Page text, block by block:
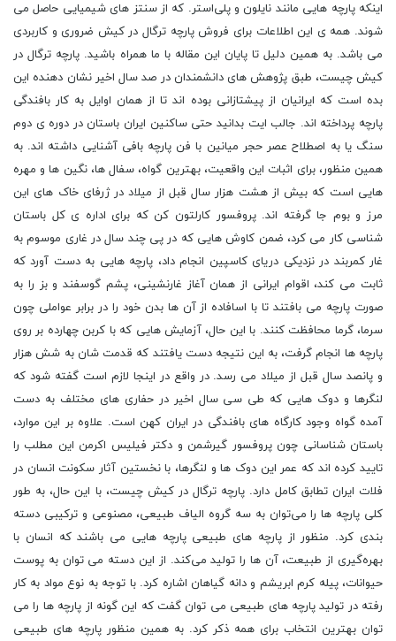
اینکه پارچه‌ هایی مانند نایلون و پلی‌استر. که از سنتز های شیمیایی حاصل می
شوند. همه ی این اطلاعات برای فروش پارچه ترگال در کیش ضروری و کاربردی
می باشد. به همین دلیل تا پایان این مقاله با ما همراه باشید. پارچه ترگال در
کیش چیست، طبق پژوهش های دانشمندان در صد سال اخیر نشان دهنده این
بده است که ایرانیان از پیشتازانی بوده اند تا از همان اوایل به کار بافندگی
پارچه پرداخته اند. جالب ایت بدانید حتی ساکنین ایران باستان در دوره ی دوم
سنگ یا به اصطلاح عصر حجر میانین با فن پارچه بافی آشنایی داشته اند. به
همین منظور، برای اثبات این واقعیت، بهترین گواه، سفال ها، نگین ها و مهره
هایی است که بیش از هشت هزار سال قبل از میلاد در ژرفای خاک های این
مرز و بوم جا گرفته اند. پروفسور کارلتون کن که برای اداره ی کل باستان
شناسی کار می کرد، ضمن کاوش هایی که در پی چند سال در غاری موسوم به
غار کمربند در نزدیکی دریای کاسپین انجام داد، پارچه هایی به دست آورد که
ثابت می کند، اقوام ایرانی از همان آغاز غارنشینی، پشم گوسفند و بز را به
صورت پارچه می بافتند تا با اسافاده از آن ها بدن خود را در برابر عواملی چون
سرما، گرما محافظت کنند. با این حال، آزمایش هایی که با کربن چهارده بر روی
پارچه ها انجام گرفت، به این نتیجه دست یافتند که قدمت شان به شش هزار
و پانصد سال قبل از میلاد می رسد. در واقع در اینجا لازم است گفته شود که
لنگرها و دوک هایی که طی سی سال اخیر در حفاری های مختلف به دست
آمده گواه وجود کارگاه های بافندگی در ایران کهن است. علاوه بر این موارد،
باستان شناسانی چون پروفسور گیرشمن و دکتر فیلیس اکرمن این مطلب را
تایید کرده اند که عمر این دوک ها و لنگرها، با نخستین آثار سکونت انسان در
فلات ایران تطابق کامل دارد. پارچه ترگال در کیش چیست، با این حال، به طور
کلی پارچه ‌ها را می‌توان به سه گروه الیاف طبیعی، مصنوعی و ترکیبی دسته
‌بندی کرد. منظور از پارچه‌ های طبیعی پارچه ‌هایی می باشند که انسان با
بهره‌گیری از طبیعت، آن ها را تولید می‌کند. از این دسته می ‌توان به پوست
حیوانات، پیله کرم ابریشم و دانه‌ گیاهان اشاره کرد. با توجه به نوع مواد به کار
رفته در تولید پارچه های طبیعی می توان گفت که این ‌گونه از پارچه ‌ها را می
‌توان بهترین انتخاب برای همه ذکر کرد. به همین منظور پارچه های طبیعی